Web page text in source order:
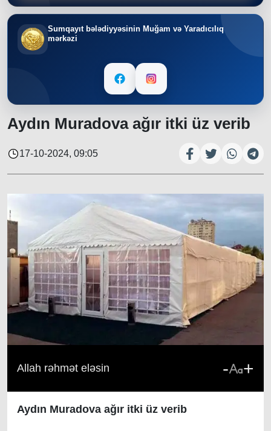
Sumqayıt bələdiyyəsinin Muğam və Yaradıcılıq
mərkəzi
Aydın Muradova ağır itki üz verib
17-10-2024, 09:05
Allah rəhmət eləsin - +
Aydın Muradova ağır itki üz verib